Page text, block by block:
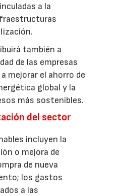
a la
también a
de las empresas
mejorar el ahorro de
global y la
más sostenibles.
del sector
incluyen la
o mejora de
de nueva
los gastos
a las